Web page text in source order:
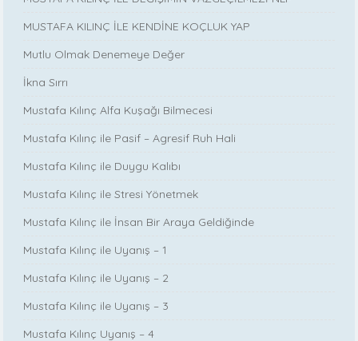
MUSTAFA KILINÇ İLE KENDİNE KOÇLUK YAP
Mutlu Olmak Denemeye Değer
İkna Sırrı
Mustafa Kılınç Alfa Kuşağı Bilmecesi
Mustafa Kılınç ile Pasif – Agresif Ruh Hali
Mustafa Kılınç ile Duygu Kalıbı
Mustafa Kılınç ile Stresi Yönetmek
Mustafa Kılınç ile İnsan Bir Araya Geldiğinde
Mustafa Kılınç ile Uyanış – 1
Mustafa Kılınç ile Uyanış – 2
Mustafa Kılınç ile Uyanış – 3
Mustafa Kılınç Uyanış – 4